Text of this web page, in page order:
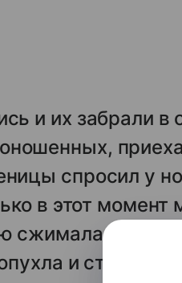
и их забрали в
спросил у
в этот момент
сжимала его
и странно